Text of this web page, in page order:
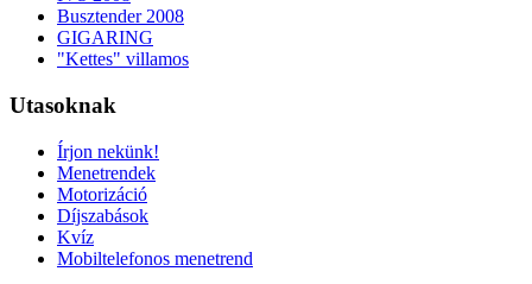
Busztender 2008
GIGARING
"Kettes" villamos
Utasoknak
Írjon nekünk!
Menetrendek
Motorizáció
Díjszabások
Kvíz
Mobiltelefonos menetrend